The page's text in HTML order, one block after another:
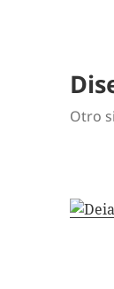
Otro